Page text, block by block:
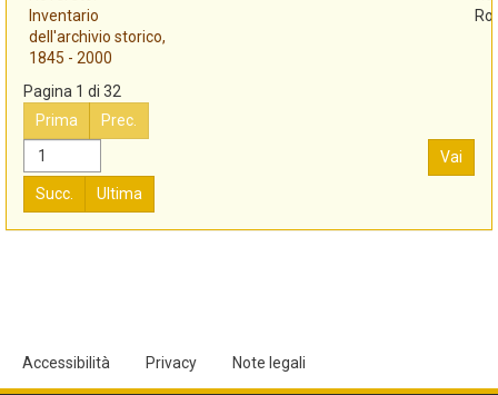
Inventario
dell'archivio storico,
1845 - 2000
Pagina 1 di 32
Prima
Prec.
Vai
Succ. Ultima
Accessibilità Privacy Note legali